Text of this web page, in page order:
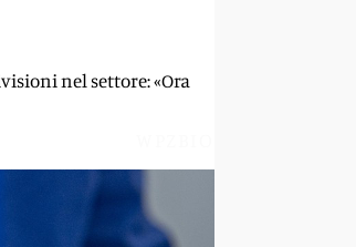
nel settore: «Ora